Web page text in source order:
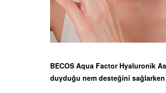
BECOS Aqua Factor Hyaluronik
duyduğu nem desteğini